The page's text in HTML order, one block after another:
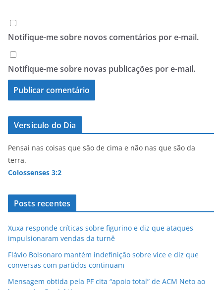
Notifique-me sobre novos comentários por e-mail.
Notifique-me sobre novas publicações por e-mail.
Versículo do Dia
Pensai nas coisas que são de cima e não nas que são da
terra.
Colossenses 3:2
Posts recentes
Xuxa responde críticas sobre figurino e diz que ataques
impulsionaram vendas da turnê
Flávio Bolsonaro mantém indefinição sobre vice e diz que
conversas com partidos continuam
Mensagem obtida pela PF cita “apoio total” de ACM Neto ao